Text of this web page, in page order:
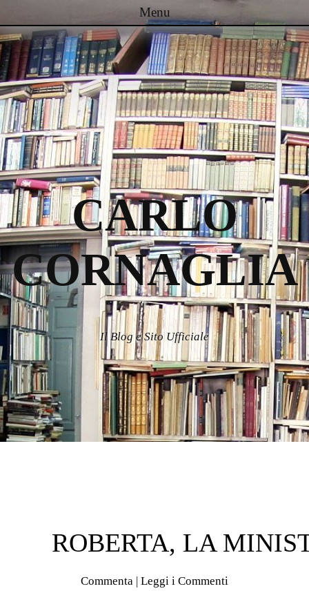
CARLO
CORNAGLIA
Il Blog e Sito Ufficiale
Menu
Passa al contenuto
ROBERTA, LA
Commenta | Leggi i Commenti